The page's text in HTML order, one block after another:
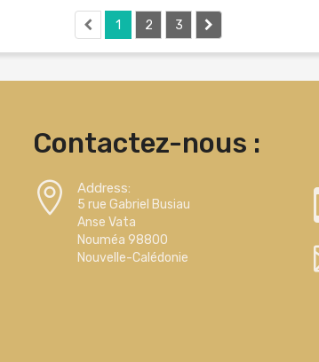
1 2 3
Contactez-nous :
Address:
5 rue Gabriel Busiau
Anse Vata
Nouméa 98800
Nouvelle-Calédonie